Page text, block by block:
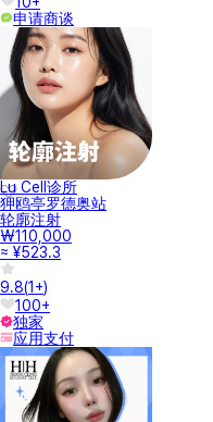
申请商谈
Lu Cell诊所
狎鸥亭罗德奥站
轮廓注射
₩110,000
≈ ¥523.3
9.8(1+)
100+
独家
应用支付